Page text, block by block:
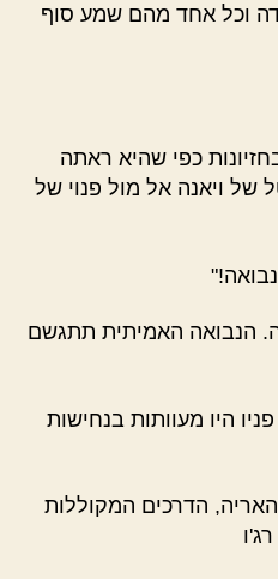
וכל אחד מהם שמע סוף
כפי שהיא ראתה
של ויאנה אל מול פנוי של
הנבואה האמיתית תתגשם
היו מעוותות בנחישות
הדרכים המקוללות